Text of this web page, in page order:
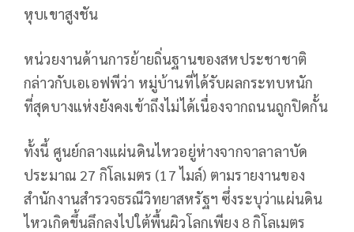
หุบเขาสูงชัน
หน่วยงานด้านการย้ายถิ่นฐานของสหประชาชาติ
กล่าวกับเอเอฟพีว่า หมู่บ้านที่ได้รับผลกระทบหนัก
ที่สุดบางแห่งยังคงเข้าถึงไม่ได้เนื่องจากถนนถูกปิดกั้น
ทั้งนี้ ศูนย์กลางแผ่นดินไหวอยู่ห่างจากจาลาลาบัด
ประมาณ 27 กิโลเมตร (17 ไมล์) ตามรายงานของ
สำนักงานสำรวจธรณีวิทยาสหรัฐฯ ซึ่งระบุว่าแผ่นดิน
ไหวเกิดขึ้นลึกลงไปใต้พื้นผิวโลกเพียง 8 กิโลเมตร